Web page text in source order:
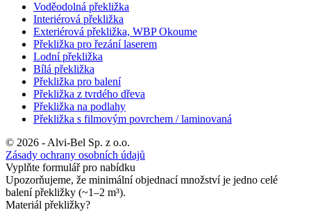
Voděodolná překližka
Interiérová překližka
Exteriérová překližka, WBP Okoume
Překližka pro řezání laserem
Lodní překližka
Bílá překližka
Překližka pro balení
Překližka z tvrdého dřeva
Překližka na podlahy
Překližka s filmovým povrchem / laminovaná
© 2026 - Alvi-Bel Sp. z o.o.
Zásady ochrany osobních údajů
Vyplňte formulář pro nabídku
Upozorňujeme, že minimální objednací množství je jedno celé
balení překližky (~1–2 m³).
Materiál překližky?